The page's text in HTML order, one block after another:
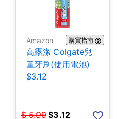
Amazon 購買指南
高露潔 Colgate兒
童牙刷(使用電池)
$3.12
$ 5.99 $3.12